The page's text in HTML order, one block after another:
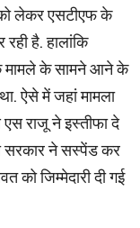
लेकर एसटीएफ के
है. हालांकि
मामले के सामने आने के
ऐसे में जहां मामला
राजू ने इस्तीफा दे
सरकार ने सस्पेंड कर
को जिम्मेदारी दी गई